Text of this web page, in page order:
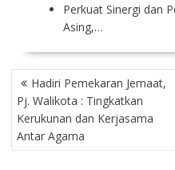
Perkuat Sinergi dan
Asing,…
P
O
S
T
N
Hadiri Pemekaran Jemaat,
Pj. Walikota : Tingkatkan
Kerukunan dan Kerjasama
Antar Agama